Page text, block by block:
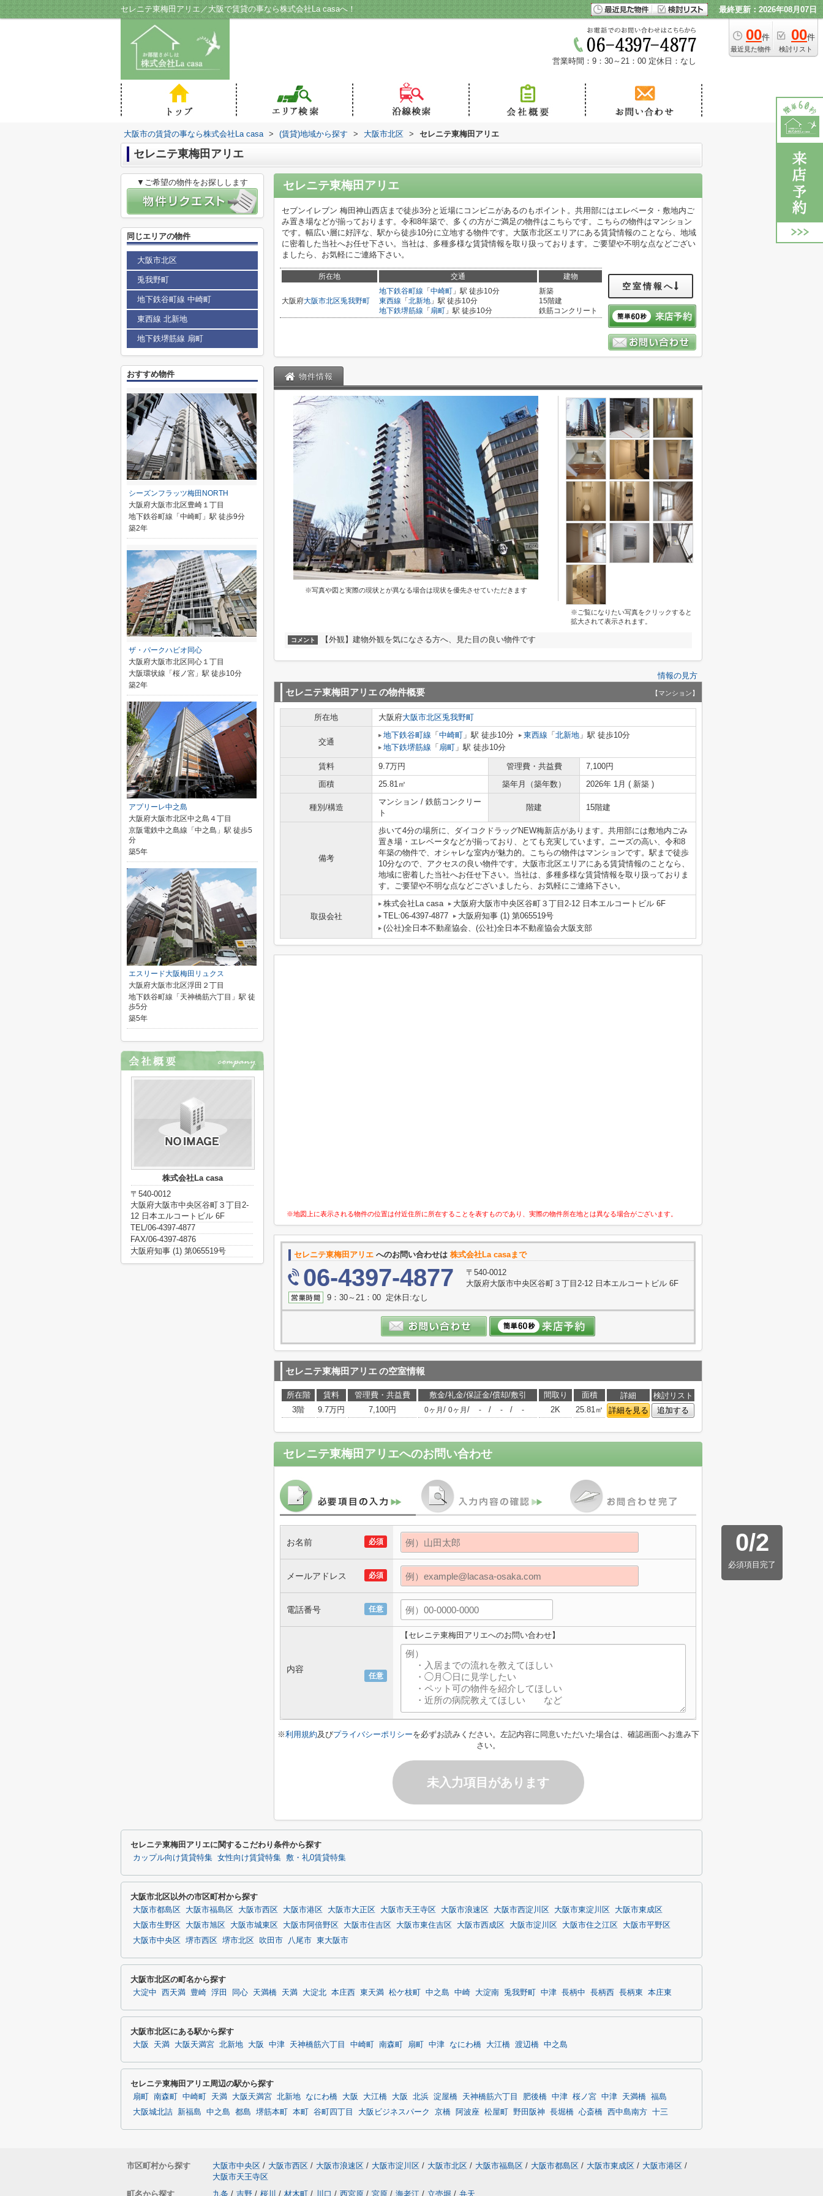
セレニテ東梅田アリエ／大阪で賃貸の事なら株式会社La casaへ！ 最終更新：2026年08月07日
00件
最近見た物件
00件
検討リスト
営業時間：9：30～21：00 定休日：なし
大阪市の賃貸の事なら株式会社La casa > (賃貸)地域から探す > 大阪市北区 > セレニテ東梅田アリエ
セレニテ東梅田アリエ
セレニテ東梅田アリエ
セブンイレブン 梅田神山西店まで徒歩3分と近場にコンビニがあるのもポイント。共用部にはエレベータ・敷地内ご
み置き場などが揃っております。令和8年築で、多くの方がご満足の物件はこちらです。こちらの物件はマンション
です。幅広い層に好評な、駅から徒歩10分に立地する物件です。大阪市北区エリアにある賃貸情報のことなら、地域
に密着した当社へお任せ下さい。当社は、多種多様な賃貸情報を取り扱っております。ご要望や不明な点などござい
ましたら、お気軽にご連絡下さい。
所在地 交通 建物
大阪府大阪市北区兎我野町
地下鉄谷町線 「 中崎町 」駅 徒歩10分
東西線 「 北新地 」駅 徒歩10分
地下鉄堺筋線 「 扇町 」駅 徒歩10分
新築
15階建
鉄筋コンクリート
空室情報へ
物件情報
※写真や図と実際の現状とが異なる場合は現状を優先させていただきます
※ご覧になりたい写真をクリックすると
拡大されて表示されます。
コメント 【外観】建物外観を気になさる方へ、見た目の良い物件です
情報の見方
セレニテ東梅田アリエの物件概要 【マンション】
所在地 大阪府大阪市北区兎我野町
交通
地下鉄谷町線 「 中崎町 」駅 徒歩10分 東西線 「 北新地 」駅 徒歩10分
地下鉄堺筋線 「 扇町 」駅 徒歩10分
賃料 9.7万円 管理費・共益費
7,100円
面積
25.81㎡ 築年月（築年数） 2026年 1月 ( 新築 )
種別/構造
マンション / 鉄筋コンクリー
ト
階建 15階建
備考
歩いて4分の場所に、ダイコクドラッグNEW梅新店があります。共用部には敷地内ごみ
置き場・エレベータなどが揃っており、とても充実しています。ニーズの高い、令和8
年築の物件で、オシャレな室内が魅力的。こちらの物件はマンションです。駅まで徒歩
10分なので、アクセスの良い物件です。大阪市北区エリアにある賃貸情報のことなら、
地域に密着した当社へお任せ下さい。当社は、多種多様な賃貸情報を取り扱っておりま
す。ご要望や不明な点などございましたら、お気軽にご連絡下さい。
取扱会社
株式会社La casa
大阪府大阪市中央区谷町３丁目2-12 日本エルコートビル 6F
TEL:06-4397-4877
大阪府知事 (1) 第065519号
(公社)全日本不動産協会、(公社)全日本不動産協会大阪支部
※地図上に表示される物件の位置は付近住所に所在することを表すものであり、実際の物件所在地とは異なる場合がございます。
セレニテ東梅田アリエ へのお問い合わせは 株式会社La casaまで
06-4397-4877
〒540-0012
大阪府大阪市中央区谷町３丁目2-12 日本エルコートビル 6F
9：30～21：00 定休日:なし
セレニテ東梅田アリエの空室情報
所在階 賃料 管理費・共益費 敷金/礼金/保証金/償却/敷引 間取り 面積 詳細
検討リスト
3階
9.7万円 7,100円 0ヶ月 / 0ヶ月 / - / - / - 2K 25.81㎡ 詳細を見る 追加する
セレニテ東梅田アリエへのお問い合わせ
0/2
必須項目完了
必須
お名前
必須
メールアドレス
任意
電話番号
任意
内容
【セレニテ東梅田アリエへのお問い合わせ】
※利用規約及びプライバシーポリシーを必ずお読みください。左記内容に同意いただいた場合は、確認画面へお進み下
さい。
未入力項目があります
▼ご希望の物件をお探しします
同じエリアの物件
大阪市北区
兎我野町
地下鉄谷町線 中崎町
東西線 北新地
地下鉄堺筋線 扇町
おすすめ物件
シーズンフラッツ梅田NORTH
大阪府大阪市北区豊崎１丁目
地下鉄谷町線「中崎町」駅 徒歩9分
築2年
ザ・パークハビオ同心
大阪府大阪市北区同心１丁目
大阪環状線「桜ノ宮」駅 徒歩10分
築2年
アプリーレ中之島
大阪府大阪市北区中之島４丁目
京阪電鉄中之島線「中之島」駅 徒歩5
分
築5年
エスリード大阪梅田リュクス
大阪府大阪市北区浮田２丁目
地下鉄谷町線「天神橋筋六丁目」駅 徒
歩5分
築5年
株式会社La casa
〒540-0012
大阪府大阪市中央区谷町３丁目2-
12 日本エルコートビル 6F
TEL/06-4397-4877
FAX/06-4397-4876
大阪府知事 (1) 第065519号
セレニテ東梅田アリエに関するこだわり条件から探す
カップル向け賃貸特集 女性向け賃貸特集 敷・礼0賃貸特集
大阪市北区以外の市区町村から探す
大阪市都島区 大阪市福島区 大阪市西区 大阪市港区 大阪市大正区 大阪市天王寺区 大阪市浪速区 大阪市西淀川区 大阪市東淀川区
大阪市東成区
大阪市生野区
大阪市旭区 大阪市城東区 大阪市阿倍野区 大阪市住吉区 大阪市東住吉区 大阪市西成区 大阪市淀川区 大阪市住之江区
大阪市平野区
大阪市中央区
堺市西区 堺市北区 吹田市 八尾市 東大阪市
大阪市北区の町名から探す
大淀中 西天満 豊崎 浮田 同心 天満橋 天満 大淀北 本庄西 東天満 松ケ枝町 中之島 中崎 大淀南 兎我野町 中津 長柄中 長柄西 長柄東 本庄東
大阪市北区にある駅から探す
大阪 天満 大阪天満宮 北新地 大阪 中津 天神橋筋六丁目 中崎町 南森町 扇町 中津 なにわ橋 大江橋 渡辺橋 中之島
セレニテ東梅田アリエ周辺の駅から探す
扇町 南森町 中崎町 天満 大阪天満宮 北新地 なにわ橋 大阪 大江橋 大阪 北浜 淀屋橋 天神橋筋六丁目 肥後橋 中津 桜ノ宮 中津 天満橋 福島
大阪城北詰
新福島 中之島 都島 堺筋本町 本町 谷町四丁目 大阪ビジネスパーク 京橋 阿波座 松屋町 野田阪神 長堀橋 心斎橋 西中島南方 十三
市区町村から探す 大阪市中央区 / 大阪市西区 / 大阪市浪速区 / 大阪市淀川区 / 大阪市北区 / 大阪市福島区 / 大阪市都島区 / 大阪市東成区 / 大阪市港区 /
大阪市天王寺区
町名から探す
九条 / 吉野 / 桜川 / 材木町 / 川口 / 西宮原 / 宮原 / 海老江 / 立売堀 / 弁天